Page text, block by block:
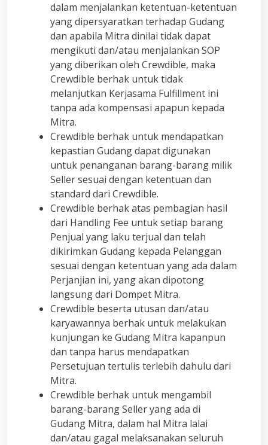
dalam menjalankan ketentuan-ketentuan
yang dipersyaratkan terhadap Gudang
dan apabila Mitra dinilai tidak dapat
mengikuti dan/atau menjalankan SOP
yang diberikan oleh Crewdible, maka
Crewdible berhak untuk tidak
melanjutkan Kerjasama Fulfillment ini
tanpa ada kompensasi apapun kepada
Mitra.
Crewdible berhak untuk mendapatkan
kepastian Gudang dapat digunakan
untuk penanganan barang-barang milik
Seller sesuai dengan ketentuan dan
standard dari Crewdible.
Crewdible berhak atas pembagian hasil
dari Handling Fee untuk setiap barang
Penjual yang laku terjual dan telah
dikirimkan Gudang kepada Pelanggan
sesuai dengan ketentuan yang ada dalam
Perjanjian ini, yang akan dipotong
langsung dari Dompet Mitra.
Crewdible beserta utusan dan/atau
karyawannya berhak untuk melakukan
kunjungan ke Gudang Mitra kapanpun
dan tanpa harus mendapatkan
Persetujuan tertulis terlebih dahulu dari
Mitra.
Crewdible berhak untuk mengambil
barang-barang Seller yang ada di
Gudang Mitra, dalam hal Mitra lalai
dan/atau gagal melaksanakan seluruh